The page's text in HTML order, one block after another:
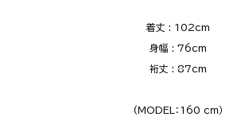
着丈 : 102cm
身幅 : 76cm
裄丈 : 87cm
(MODEL：160 cｍ）